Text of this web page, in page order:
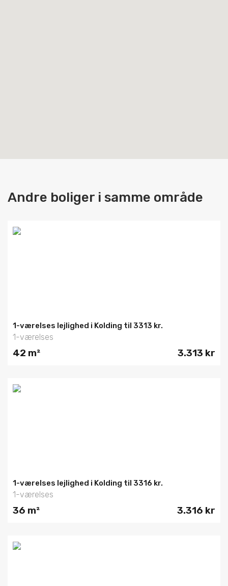
Andre boliger i samme område
1-værelses lejlighed i Kolding til 3313 kr.
1-værelses
42 m² 3.313 kr
1-værelses lejlighed i Kolding til 3316 kr.
1-værelses
36 m² 3.316 kr